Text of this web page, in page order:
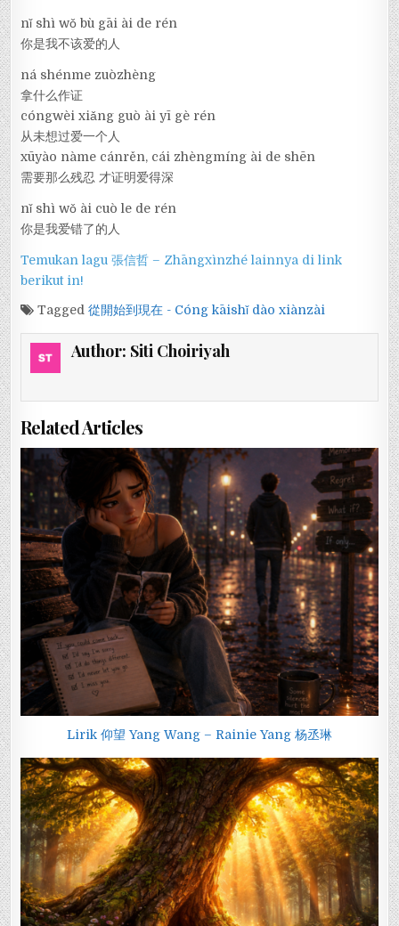
nǐ shì wǒ bù gāi ài de rén
你是我不该爱的人
ná shénme zuòzhèng
拿什么作证
cóngwèi xiǎng guò ài yī gè rén
从未想过爱一个人
xūyào nàme cánrěn, cái zhèngmíng ài de shēn
需要那么残忍 才证明爱得深
nǐ shì wǒ ài cuò le de rén
你是我爱错了的人
Temukan lagu 張信哲 – Zhāngxìnzhé lainnya di link
berikut in!
Tagged從開始到現在 - Cóng kāishǐ dào xiànzài
Author: Siti Choiriyah
Related Articles
Lirik 仰望 Yang Wang – Rainie Yang 杨丞琳